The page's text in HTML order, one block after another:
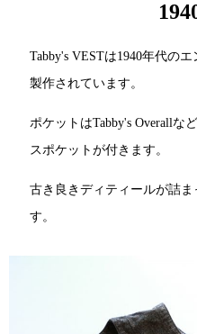
Tabby's VESTは1940年代の
製作されています。
ポケットはTabby's Overallな
スポケットが付きます。
古き良きディティールが詰
す。